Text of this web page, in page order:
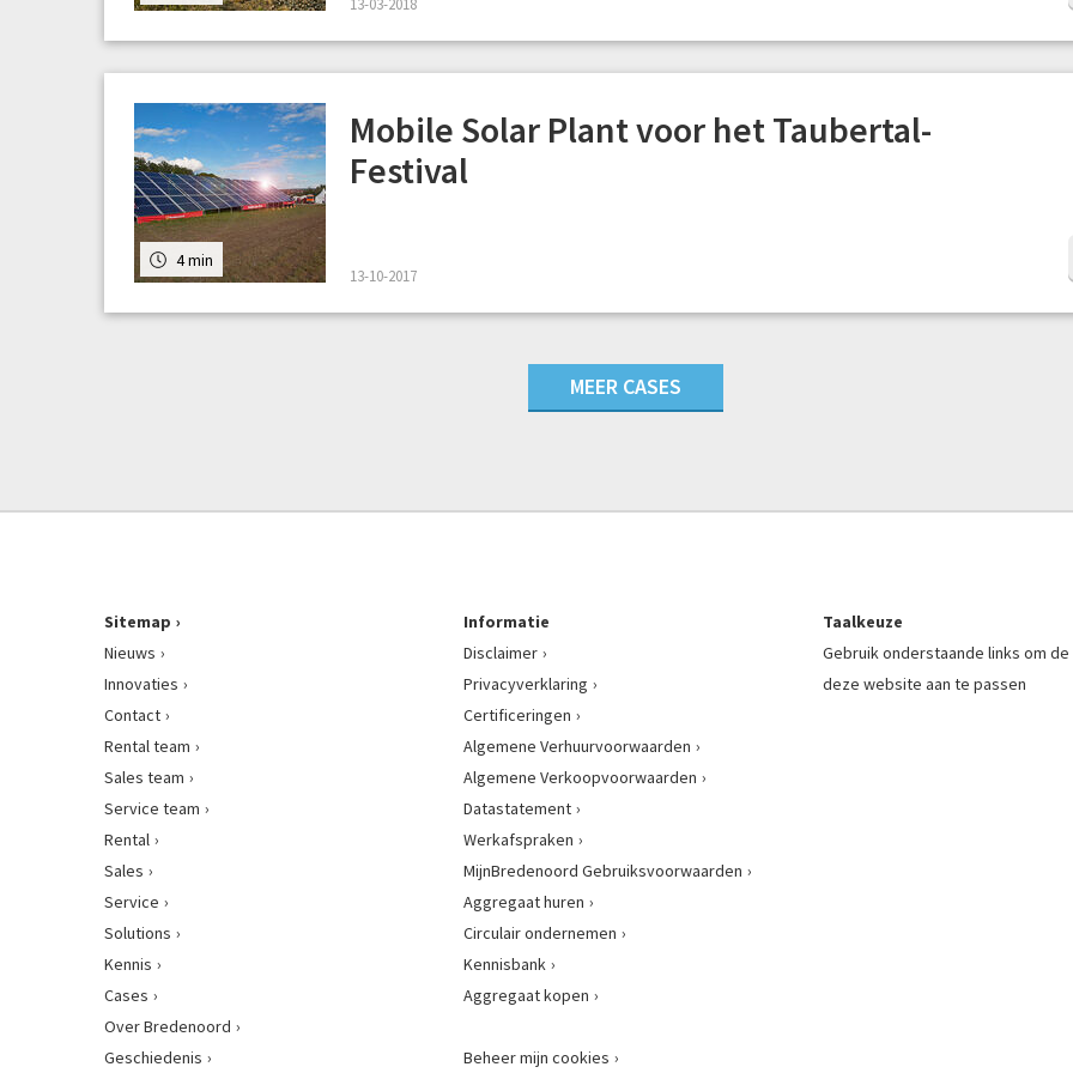
4 min
Mobile Solar Plant voor het Taubertal-
Festival
13-10-2017
MEER CASES
Sitemap
Nieuws
Innovaties
Contact
Rental team
Sales team
Service team
Rental
Sales
Service
Solutions
Kennis
Cases
Over Bredenoord
Geschiedenis
Informatie
Disclaimer
Privacyverklaring
Certificeringen
Algemene Verhuurvoorwaarden
Algemene Verkoopvoorwaarden
Datastatement
Werkafspraken
MijnBredenoord Gebruiksvoorwaarden
Aggregaat huren
Circulair ondernemen
Kennisbank
Aggregaat kopen
Beheer mijn cookies
Taalkeuze
Gebruik onderstaande links om de
deze website aan te passen